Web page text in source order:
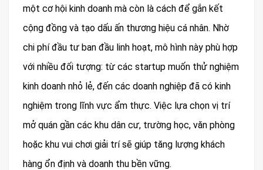
một cơ hội kinh doanh mà còn là cách để gắn kết
cộng đồng và tạo dấu ấn thương hiệu cá nhân. Nhờ
chi phí đầu tư ban đầu linh hoạt, mô hình này phù hợp
với nhiều đối tượng: từ các startup muốn thử nghiệm
kinh doanh nhỏ lẻ, đến các doanh nghiệp đã có kinh
nghiệm trong lĩnh vực ẩm thực. Việc lựa chọn vị trí
mở quán gần các khu dân cư, trường học, văn phòng
hoặc khu vui chơi giải trí sẽ giúp tăng lượng khách
hàng ổn định và doanh thu bền vững.